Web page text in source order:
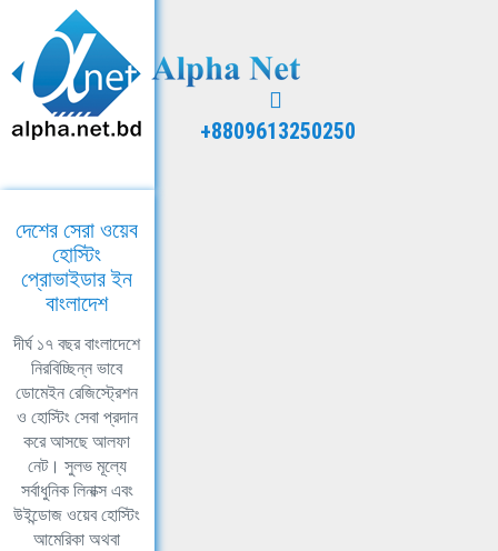
+8809613250250
দেশের সেরা ওয়েব
হোস্টিং
প্রোভাইডার ইন
বাংলাদেশ
দীর্ঘ ১৭ বছর বাংলাদেশে
নিরবিচ্ছিন্ন ভাবে
ডোমেইন রেজিস্ট্রেশন
ও হোস্টিং সেবা প্রদান
করে আসছে আলফা
নেট। সুলভ মূল্যে
সর্বাধুনিক লিনাক্স এবং
উইন্ডোজ ওয়েব হোস্টিং
আমেরিকা অথবা